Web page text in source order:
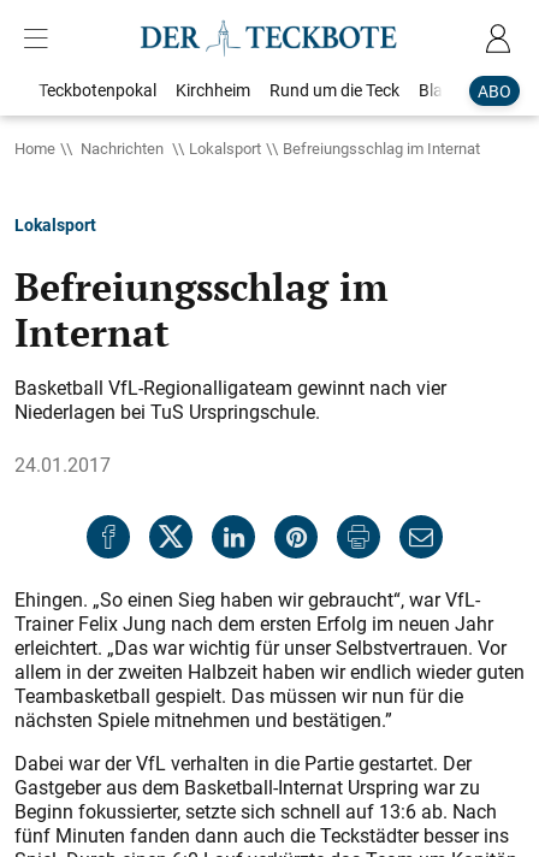
ABO
Teckbotenpokal Kirchheim Rund um die Teck Blaulicht
Home Nachrichten Lokalsport Befreiungsschlag im Internat
Lokalsport
Befreiungsschlag im
Internat
Basketball VfL-Regionalligateam gewinnt nach vier
Niederlagen bei TuS Urspringschule.
24.01.2017
Ehingen. „So einen Sieg haben wir gebraucht“, war VfL-
Trainer Felix Jung nach dem ersten Erfolg im neuen Jahr
erleichtert. „Das war wichtig für unser Selbstvertrauen. Vor
allem in der zweiten Halbzeit haben wir endlich wieder guten
Teambasketball gespielt. Das müssen wir nun für die
nächsten Spiele mitnehmen und bestätigen.”
Dabei war der VfL verhalten in die Partie gestartet. Der
Gastgeber aus dem Basketball-Internat Urspring war zu
Beginn fokussierter, setzte sich schnell auf 13:6 ab. Nach
fünf Minuten fanden dann auch die Teckstädter besser ins